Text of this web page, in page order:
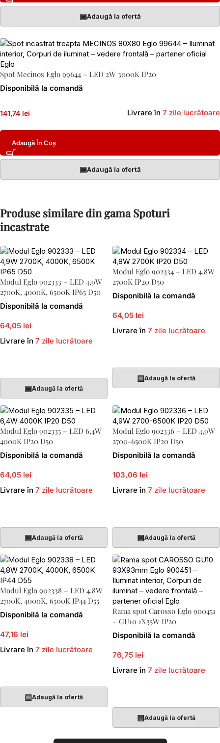
▤Adaugă la ofertă
Spot Mecinos Eglo 99644 – LED 2W 3000K IP20
Disponibilă la comandă
141,74 lei Livrare în 7 zile lucrătoare
Adaugă În Coș
▤Adaugă la ofertă
Produse similare din gama Spoturi
incastrate
Modul Eglo 902333 – LED 4,9W
2700K, 4000K, 6500K IP65 D50
Disponibilă la comandă
64,05 lei
Livrare în 7 zile lucrătoare
▤Adaugă la ofertă
Modul Eglo 902334 – LED 4,8W
2700K IP20 D50
Disponibilă la comandă
64,05 lei
Livrare în 7 zile lucrătoare
▤Adaugă la ofertă
Modul Eglo 902335 – LED 6,4W
4000K IP20 D50
Disponibilă la comandă
64,05 lei
Livrare în 7 zile lucrătoare
▤Adaugă la ofertă
Modul Eglo 902336 – LED 4,9W
2700-6500K IP20 D50
Disponibilă la comandă
103,06 lei
Livrare în 7 zile lucrătoare
▤Adaugă la ofertă
Modul Eglo 902338 – LED 4,8W
2700K, 4000K, 6500K IP44 D55
Disponibilă la comandă
47,16 lei
Livrare în 7 zile lucrătoare
▤Adaugă la ofertă
Rama spot Carosso Eglo 900451
– GU10 1X35W IP20
Disponibilă la comandă
76,75 lei
Livrare în 7 zile lucrătoare
▤Adaugă la ofertă